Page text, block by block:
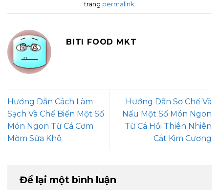
trang permalink.
BITI FOOD MKT
Hướng Dẫn Cách Làm
Sạch Và Chế Biến Một Số
Món Ngon Từ Cá Cơm
Mờm Sữa Khô
Hướng Dẫn Sơ Chế Và
Nấu Một Số Món Ngon
Từ Cá Hồi Thiên Nhiên
Cắt Kim Cương
Để lại một bình luận